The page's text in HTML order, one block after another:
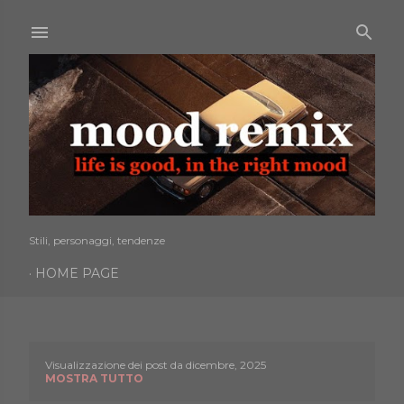
Stili, personaggi, tendenze
HOME PAGE
Visualizzazione dei post da dicembre, 2025
MOSTRA TUTTO